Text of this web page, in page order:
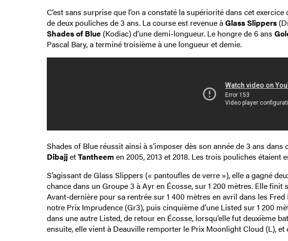
C’est sans surprise que l’on a constaté la supériorité dans cet
de deux pouliches de 3 ans. La course est revenue àGlass Slippers
Shades of Blue(Kodiac) d’une demi-longueur. Le hongre de 6 ans
Pascal Bary, a terminé troisième à une longueur et demie.
Shades of Blue réussit ainsi à s’imposer dès son année de 3 ans
DibajjetTantheem en 2005, 2013 et 2018. Les trois pouliches étaient
S’agissant de Glass Slippers (« pantoufles de verre »), elle a gagné
chance dans un Groupe 3 à Ayr en Écosse, sur 1 200 mètres. Elle
Avant-dernière pour sa rentrée sur 1 400 mètres en avril dans les
notre Prix Imprudence (Gr3), puis cinquième d’une Listed sur 1 200
dans une autre Listed, de retour en Écosse, lorsqu’elle fut deuxième
ensuite, elle vient à Deauville remporter le Prix Moonlight Cloud (L),